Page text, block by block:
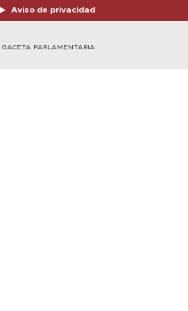
Aviso de privacidad
GACETA PARLAMENTARIA